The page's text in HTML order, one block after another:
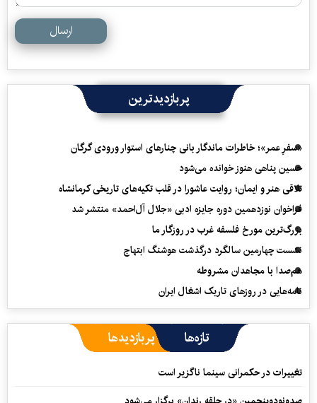
ارسال
پربازدیدترین
«سفرِ عمر»؛ خاطرات ماندگار بانی چنارهای استوار ورودی گرگان
حسین پناهی هنوز خوانده می‌شود
تلاقی هنر و ایمان؛ روایت عاشورا در قلب تکیه‌های تاریخی کرمانشاه
فراخوان نوزدهمین دوره جایزه ادبی «جلال آل‌احمد» منتشر شد
بزرگ‌ترین مورخ فلسفه غرب در روزگار ما
نشست چهارمین سالگرد درگذشت هوشنگ ابتهاج
هم‌صدا با مجاهدان مشروطه
نامه‌هایی در روزهای تاریک اشغال ایران
تازه‌ها پربازدیدها
تغییرات در حکمرانی سینما ناگزیر است